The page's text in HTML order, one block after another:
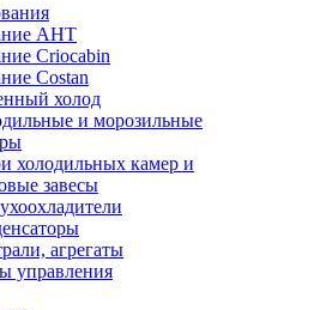
AHT
Criocabin
Costan
холод
и морозильные
холодильных камер и
завесы
агрегаты
управления